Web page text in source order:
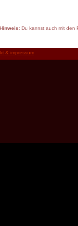
Hinweis:Du kannst auch mit den
& impressum